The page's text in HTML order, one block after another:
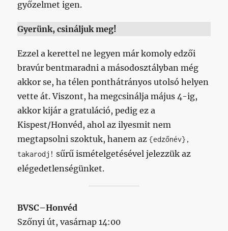
győzelmet igen.
Gyerünk, csináljuk meg!
Ezzel a kerettel ne legyen már komoly edzői
bravúr bentmaradni a másodosztályban még
akkor se, ha télen ponthátrányos utolsó helyen
vette át. Viszont, ha megcsinálja május 4-ig,
akkor kijár a gratuláció, pedig ez a
Kispest/Honvéd, ahol az ilyesmit nem
megtapsolni szoktuk, hanem az{edzőnév},
takarodj! sűrű ismételgetésével jelezzük az
elégedetlenségünket.
BVSC–Honvéd
Szőnyi út, vasárnap 14:00